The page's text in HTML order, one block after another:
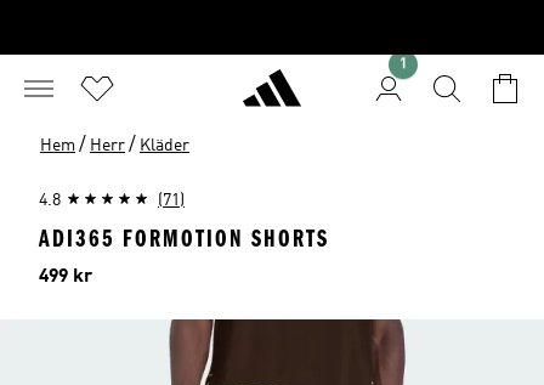
1
Hem / Herr / Kläder
4.8 (71)
ADI365 FORMOTION SHORTS
Pris
499 kr